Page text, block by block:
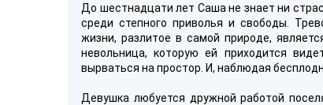
До шестнадцати лет Саша не знает ни
среди степного приволья и свободы.
жизни, разлитое в самой природе,
невольница, которую ей приходится
вырваться на простор. И, наблюдая
Девушка любуется дружной работой